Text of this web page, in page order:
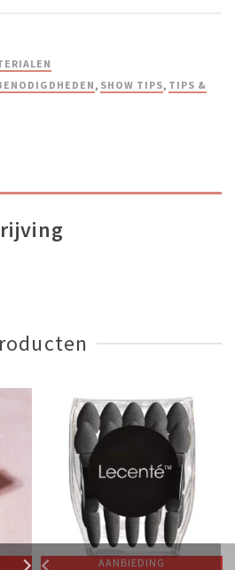
, SHOW TIPS, TIPS &
AANBIEDING